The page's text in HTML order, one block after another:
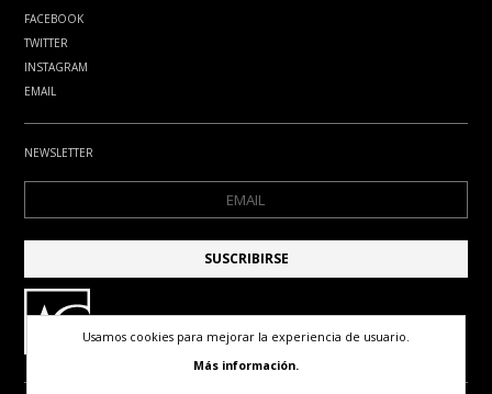
FACEBOOK
TWITTER
INSTAGRAM
EMAIL
NEWSLETTER
Usamos cookies para mejorar la experiencia de usuario.
Más información.